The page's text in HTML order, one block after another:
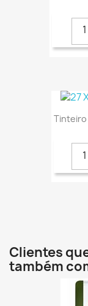
Tinteiro
Clientes
também